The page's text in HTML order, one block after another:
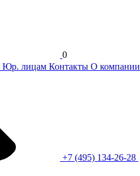
0
Юр. лицам Контакты О компании
+7 (495) 134-26-28